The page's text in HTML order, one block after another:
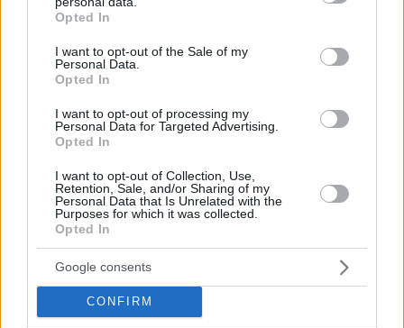
grant or deny consent to Google and its third-party tags to
use your data for below specified purposes in below Google
consent section.
Opted In
I want to opt-out of the Sale of my
Personal Data.
Opted In
I want to opt-out of processing my
Personal Data for Targeted Advertising.
Opted In
I want to opt-out of Collection, Use,
Retention, Sale, and/or Sharing of my
Personal Data that Is Unrelated with the
Purposes for which it was collected.
Opted In
Google consents
CONFIRM
ΤΑ ΠΙΟ ΔΗΜΟΦΙΛΗ